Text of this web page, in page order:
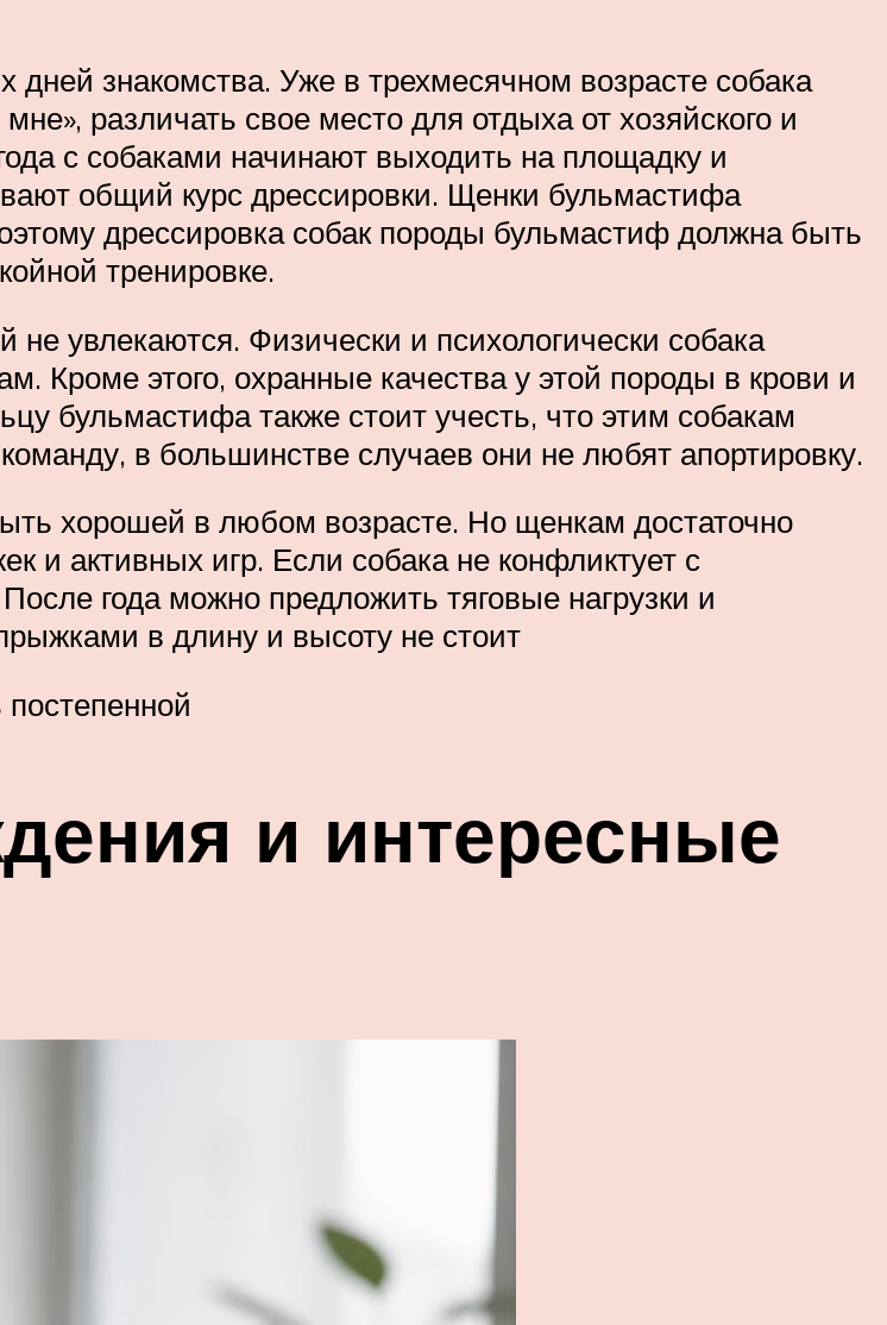
знакомства. Уже в трехмесячном возрасте собака
различать свое место для отдыха от хозяйского и
с собаками начинают выходить на площадку и
общий курс дрессировки. Щенки бульмастифа
дрессировка собак породы бульмастиф должна быть
тренировке.
увлекаются. Физически и психологически собака
Кроме этого, охранные качества у этой породы в крови и
бульмастифа также стоит учесть, что этим собакам
в большинстве случаев они не любят апортировку.
хорошей в любом возрасте. Но щенкам достаточно
и активных игр. Если собака не конфликтует с
года можно предложить тяговые нагрузки и
в длину и высоту не стоит
и интересные